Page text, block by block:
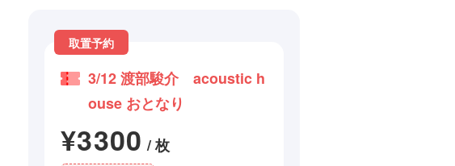
取置予約
3/12 渡部駿介 acoustic h
ouse おとなり
¥3300 / 枚